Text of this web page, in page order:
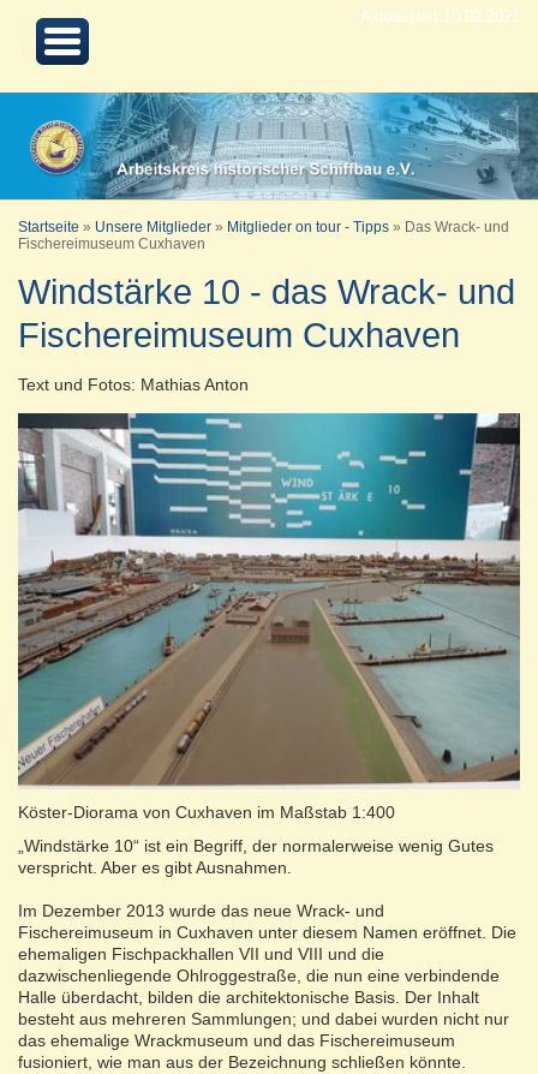
Aktualisiert 10.02.2021
Startseite » Unsere Mitglieder » Mitglieder on tour - Tipps »
Das Wrack- und
Fischereimuseum Cuxhaven
Windstärke 10 - das Wrack- und
Fischereimuseum Cuxhaven
Text und Fotos: Mathias Anton
Köster-Diorama von Cuxhaven im Maßstab 1:400
„Windstärke 10“ ist ein Begriff, der normalerweise wenig Gutes
verspricht. Aber es gibt Ausnahmen.
Im Dezember 2013 wurde das neue Wrack- und
Fischereimuseum in Cuxhaven unter diesem Namen eröffnet. Die
ehemaligen Fischpackhallen VII und VIII und die
dazwischenliegende Ohlroggestraße, die nun eine verbindende
Halle überdacht, bilden die architektonische Basis. Der Inhalt
besteht aus mehreren Sammlungen; und dabei wurden nicht nur
das ehemalige Wrackmuseum und das Fischereimuseum
fusioniert, wie man aus der Bezeichnung schließen könnte.